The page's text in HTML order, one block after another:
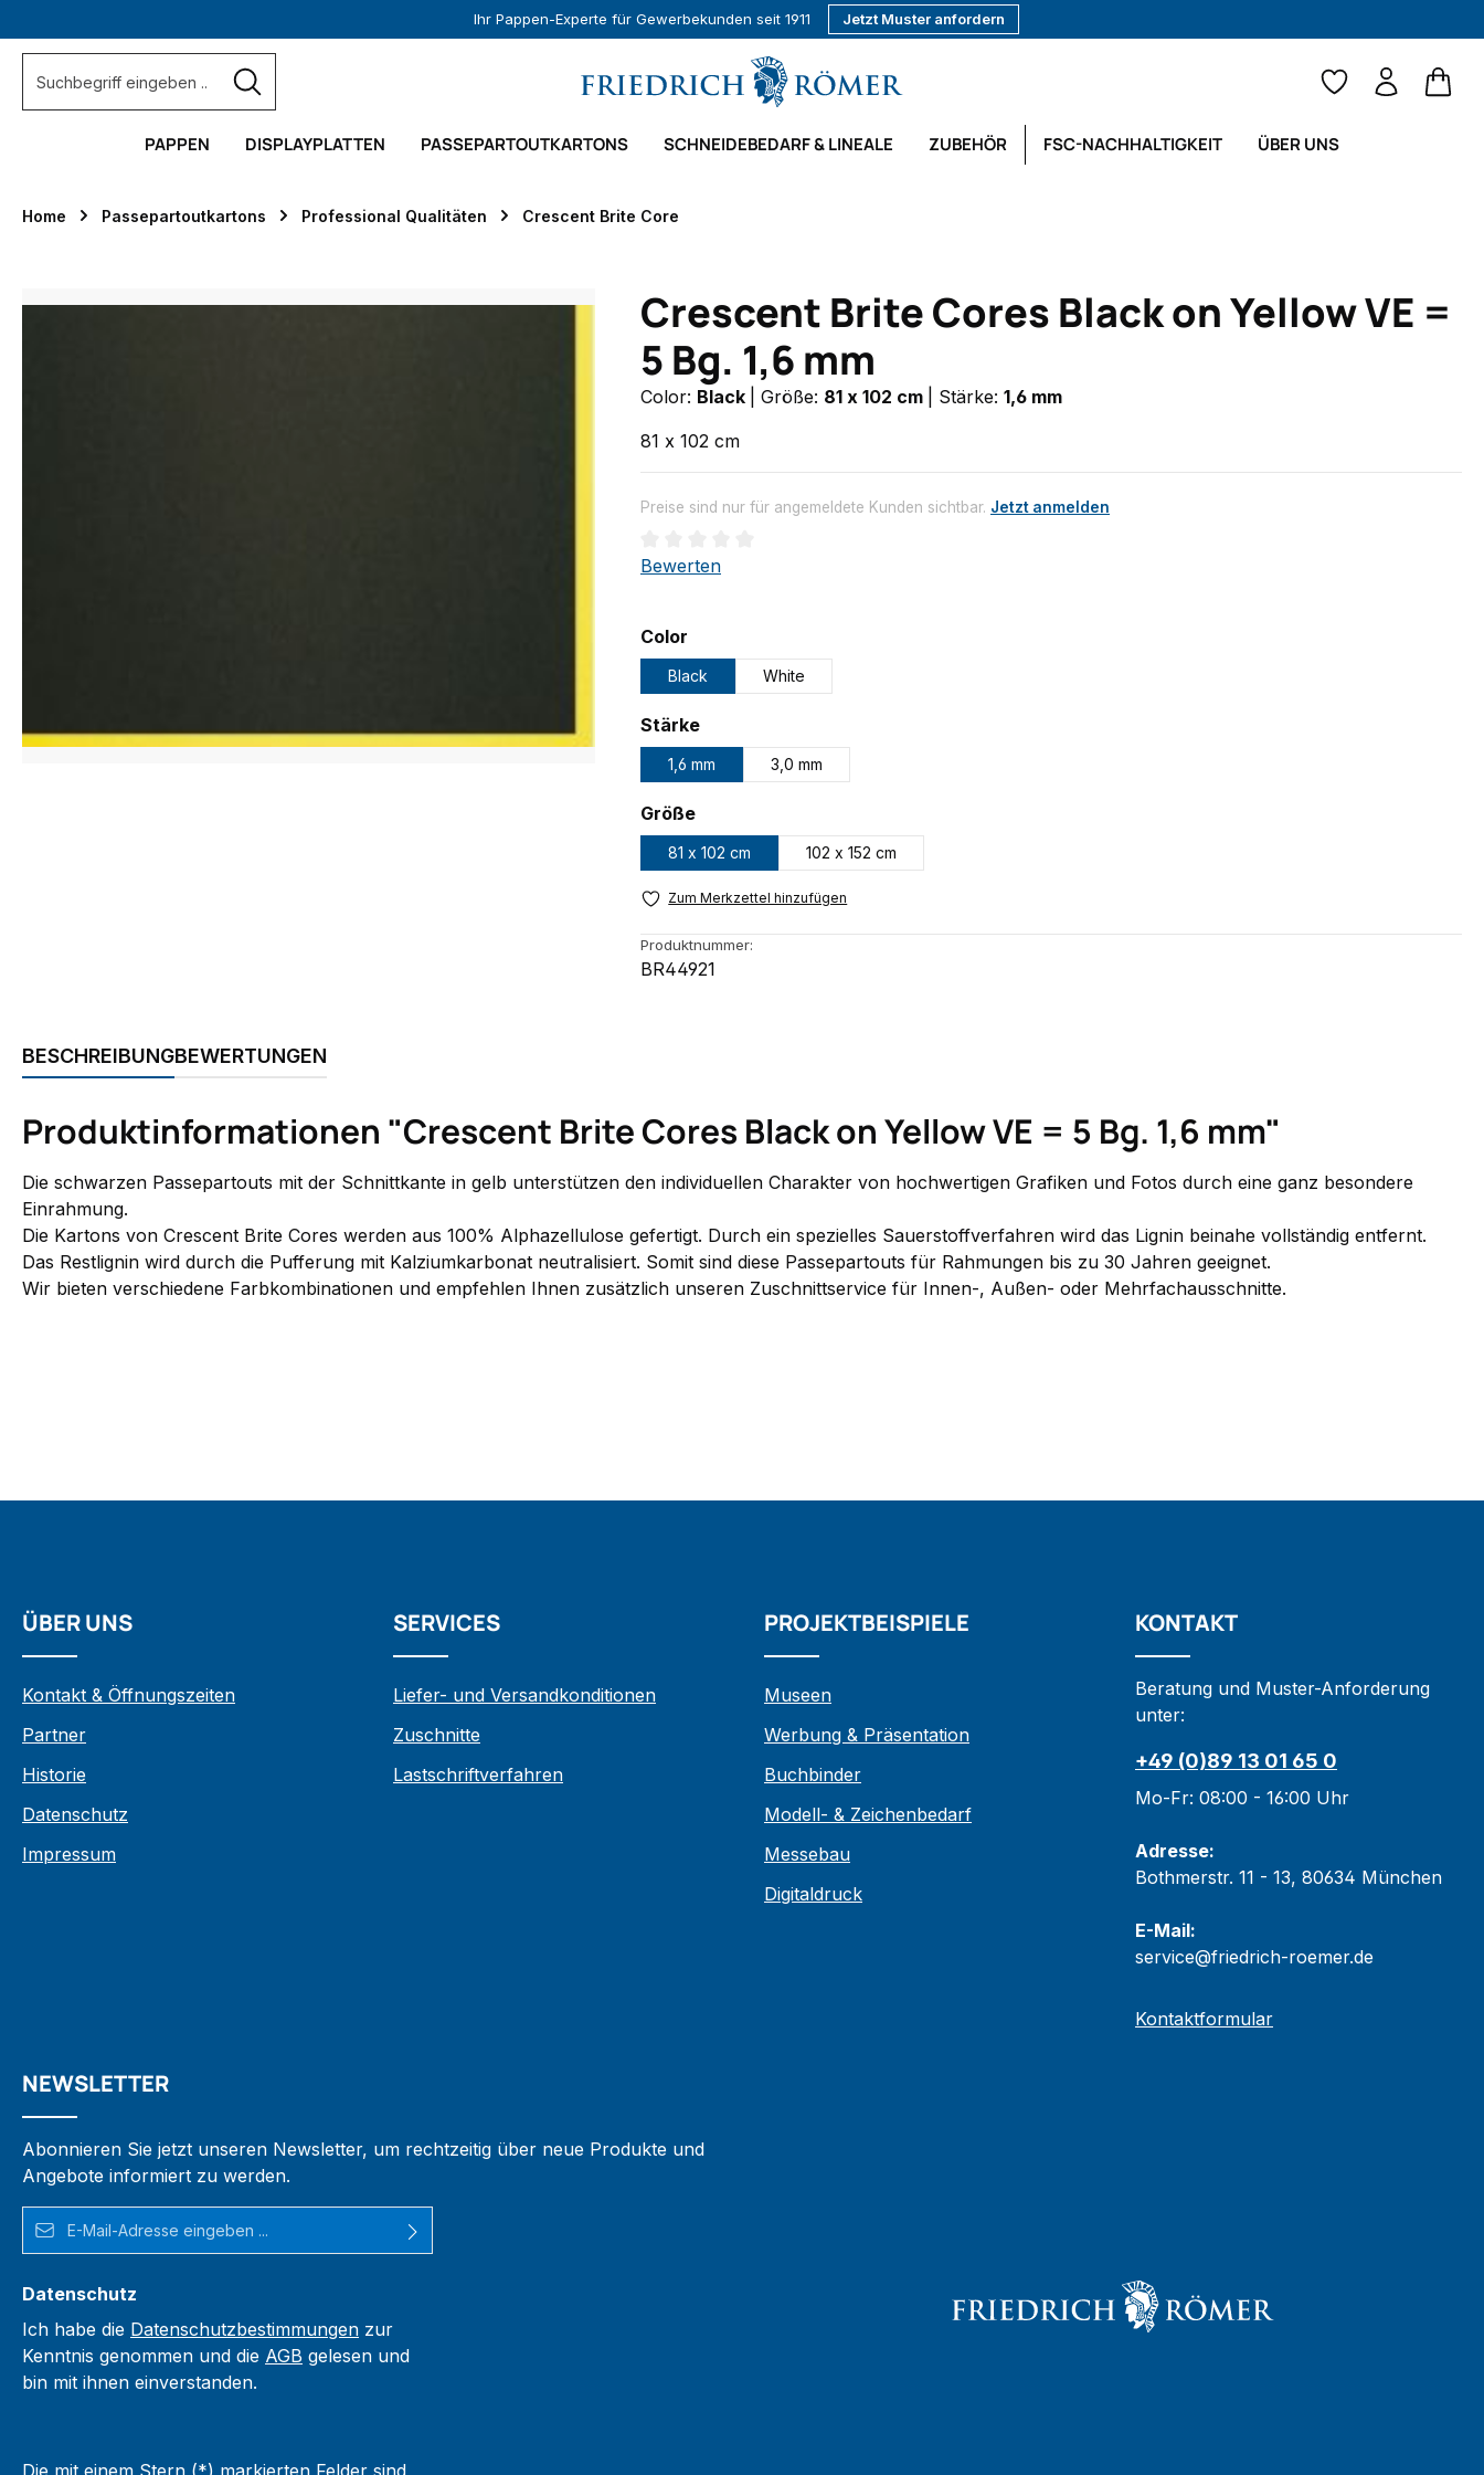
Ihr Pappen-Experte für Gewerbekunden seit 1911 Jetzt Muster anfordern
PAPPEN DISPLAYPLATTEN PASSEPARTOUTKARTONS SCHNEIDEBEDARF & LINEALE ZUBEHÖR FSC-NACHHALTIGKEIT ÜBER UNS
Home Passepartoutkartons Professional Qualitäten Crescent Brite Core
Bildergalerie überspringen
Crescent Brite Cores Black on Yellow VE =
5 Bg. 1,6 mm
Color: Black Größe: 81 x 102 cm Stärke: 1,6 mm
81 x 102 cm
Preise sind nur für angemeldete Kunden sichtbar. Jetzt anmelden
Durchschnittliche Bewertung von 0 von 5 Sternen
Bewerten
Color
Black White
Stärkeauswählen
1,6 mm 3,0 mm
Größeauswählen
81 x 102 cm 102 x 152 cm
Zum Merkzettel hinzufügen
Produktnummer:
BR44921
BESCHREIBUNGBEWERTUNGEN
Produktinformationen "Crescent Brite Cores Black on Yellow VE = 5 Bg. 1,6 mm"
Die schwarzen Passepartouts mit der Schnittkante in gelb unterstützen den individuellen Charakter von hochwertigen Grafiken und Fotos durch eine ganz besondere
Einrahmung.
Die Kartons von Crescent Brite Cores werden aus 100% Alphazellulose gefertigt. Durch ein spezielles Sauerstoffverfahren wird das Lignin beinahe vollständig entfernt.
Das Restlignin wird durch die Pufferung mit Kalziumkarbonat neutralisiert. Somit sind diese Passepartouts für Rahmungen bis zu 30 Jahren geeignet.
Wir bieten verschiedene Farbkombinationen und empfehlen Ihnen zusätzlich unseren Zuschnittservice für Innen-, Außen- oder Mehrfachausschnitte.
ÜBER UNS
Kontakt & Öffnungszeiten
Partner
Historie
Datenschutz
Impressum
SERVICES
Liefer- und Versandkonditionen
Zuschnitte
Lastschriftverfahren
PROJEKTBEISPIELE
Museen
Werbung & Präsentation
Buchbinder
Modell- & Zeichenbedarf
Messebau
Digitaldruck
KONTAKT
Beratung und Muster-Anforderung
unter:
+49 (0)89 13 01 65 0
Mo-Fr: 08:00 - 16:00 Uhr
Adresse:
Bothmerstr. 11 - 13, 80634 München
E-Mail:
service@friedrich-roemer.de
Kontaktformular
NEWSLETTER
Abonnieren Sie jetzt unseren Newsletter, um rechtzeitig über neue Produkte und
Angebote informiert zu werden.
E-Mail-Adresse*
Datenschutz
Ich habe die Datenschutzbestimmungen zur
Kenntnis genommen und die AGB gelesen und
bin mit ihnen einverstanden.